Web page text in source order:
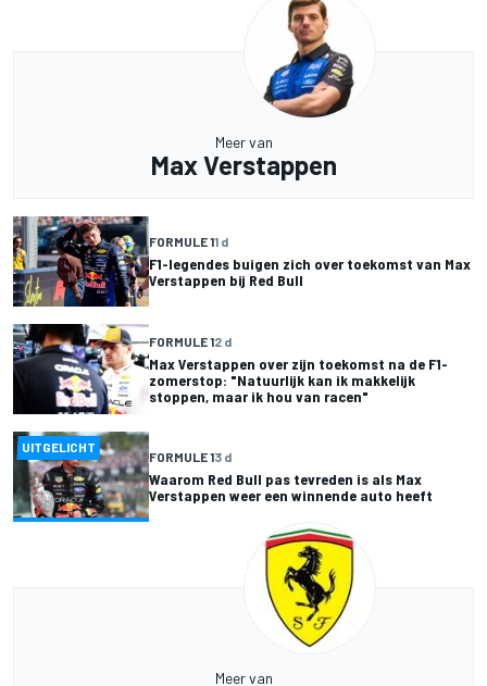
Meer van
Max Verstappen
FORMULE 11 d
F1-legendes buigen zich over toekomst van Max
Verstappen bij Red Bull
FORMULE 12 d
Max Verstappen over zijn toekomst na de F1-
zomerstop: "Natuurlijk kan ik makkelijk
stoppen, maar ik hou van racen"
UITGELICHT
FORMULE 13 d
Waarom Red Bull pas tevreden is als Max
Verstappen weer een winnende auto heeft
Meer van